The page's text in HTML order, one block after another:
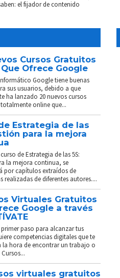
el fijador de contenido
Cursos Gratuitos
Ofrece Google
Google tiene buenas
sus usuarios, debido a que
ha lanzado 20 nuevos cursos
online que...
Estrategia de las
para la mejora
de Estrategia de las 5S:
la mejora continua, se
por capítulos extraídos de
realizadas de diferentes autores....
Virtuales Gratuitos
Google a través
paso para alcanzar tus
competencias digitales que te
la hora de encontrar un trabajo o
virtuales gratuitos